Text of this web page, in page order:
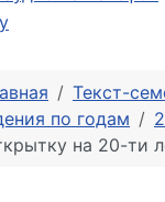
Текст-
по годам
на 20-ти